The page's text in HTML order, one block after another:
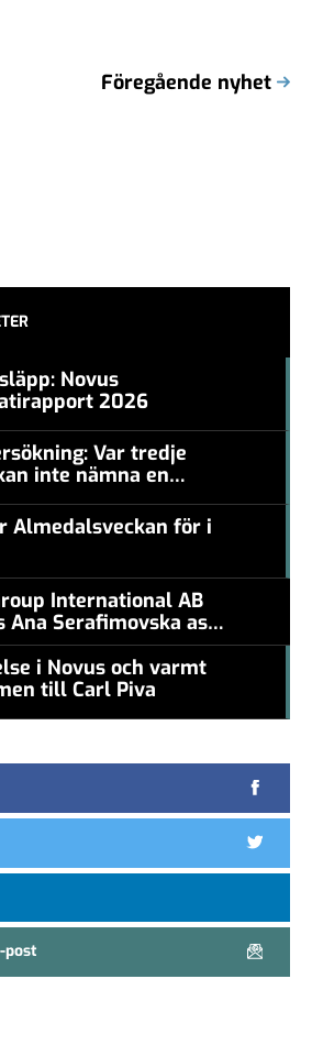
Föregående nyhet
Novus
2026
Var tredje
inte nämna en
Almedalsveckan för i
International AB
Ana Serafimovska as
i Novus och varmt
till Carl Piva
post